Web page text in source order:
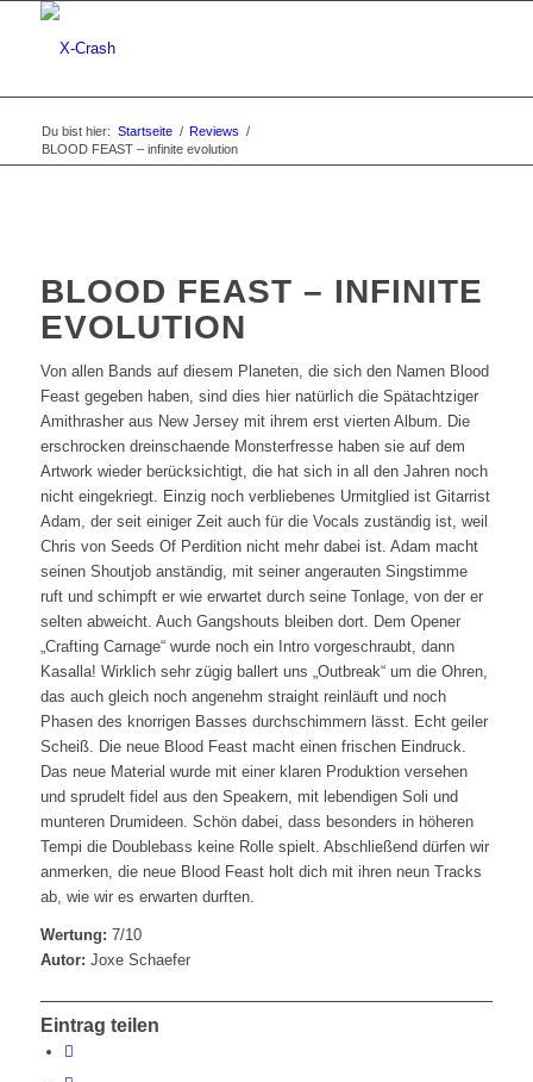
Du bist hier: Startseite / Reviews /
BLOOD FEAST – infinite evolution
BLOOD FEAST – INFINITE
EVOLUTION
Von allen Bands auf diesem Planeten, die sich den Namen Blood
Feast gegeben haben, sind dies hier natürlich die Spätachtziger
Amithrasher aus New Jersey mit ihrem erst vierten Album. Die
erschrocken dreinschaende Monsterfresse haben sie auf dem
Artwork wieder berücksichtigt, die hat sich in all den Jahren noch
nicht eingekriegt. Einzig noch verbliebenes Urmitglied ist Gitarrist
Adam, der seit einiger Zeit auch für die Vocals zuständig ist, weil
Chris von Seeds Of Perdition nicht mehr dabei ist. Adam macht
seinen Shoutjob anständig, mit seiner angerauten Singstimme
ruft und schimpft er wie erwartet durch seine Tonlage, von der er
selten abweicht. Auch Gangshouts bleiben dort. Dem Opener
„Crafting Carnage“ wurde noch ein Intro vorgeschraubt, dann
Kasalla! Wirklich sehr zügig ballert uns „Outbreak“ um die Ohren,
das auch gleich noch angenehm straight reinläuft und noch
Phasen des knorrigen Basses durchschimmern lässt. Echt geiler
Scheiß. Die neue Blood Feast macht einen frischen Eindruck.
Das neue Material wurde mit einer klaren Produktion versehen
und sprudelt fidel aus den Speakern, mit lebendigen Soli und
munteren Drumideen. Schön dabei, dass besonders in höheren
Tempi die Doublebass keine Rolle spielt. Abschließend dürfen wir
anmerken, die neue Blood Feast holt dich mit ihren neun Tracks
ab, wie wir es erwarten durften.
Wertung: 7/10
Autor: Joxe Schaefer
Eintrag teilen